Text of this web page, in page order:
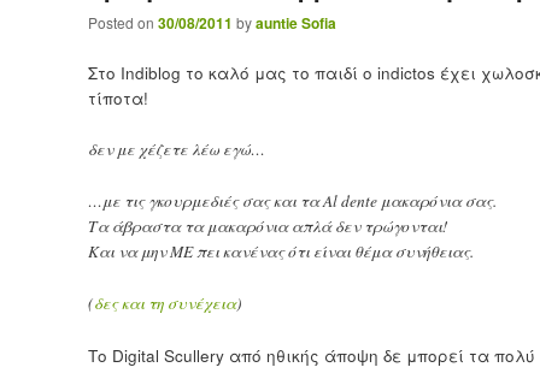
Posted on 30/08/2011 byauntie Sofia
Στο Indiblog το καλό μας το παιδί ο indictos έχει
τίποτα!
δεν με χέζετε λέω εγώ…
…με τις γκουρμεδιές σας και τα Al dente μακαρόνια σας.
Τα άβραστα τα μακαρόνια απλά δεν τρώγονται!
Και να μην ΜΕ πει κανένας ότι είναι θέμα συνήθειας.
(δες και τη συνέχεια)
Το Digital Scullery από ηθικής άποψη δε μπορεί τα